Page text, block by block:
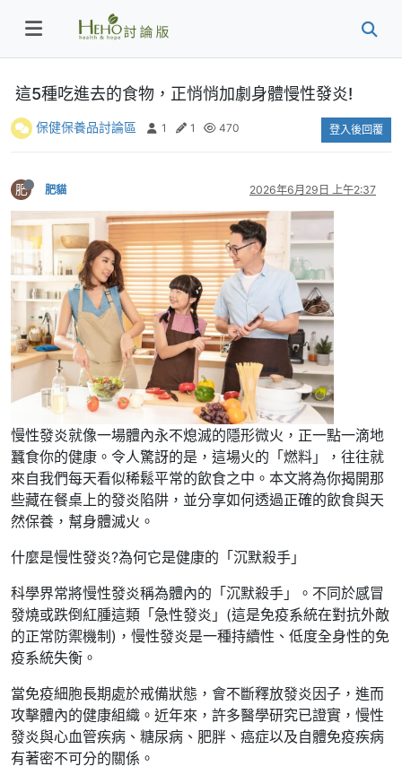
這5種吃進去的食物，正悄悄加劇身體慢性發炎!
保健保養品討論區 1 1 470 登入後回覆
肥 肥貓 2026年6月29日 上午2:37
慢性發炎就像一場體內永不熄滅的隱形微火，正一點一滴地
蠶食你的健康。令人驚訝的是，這場火的「燃料」，往往就
來自我們每天看似稀鬆平常的飲食之中。本文將為你揭開那
些藏在餐桌上的發炎陷阱，並分享如何透過正確的飲食與天
然保養，幫身體滅火。
什麼是慢性發炎?為何它是健康的「沉默殺手」
科學界常將慢性發炎稱為體內的「沉默殺手」。不同於感冒
發燒或跌倒紅腫這類「急性發炎」(這是免疫系統在對抗外敵
的正常防禦機制)，慢性發炎是一種持續性、低度全身性的免
疫系統失衡。
當免疫細胞長期處於戒備狀態，會不斷釋放發炎因子，進而
攻擊體內的健康組織。近年來，許多醫學研究已證實，慢性
發炎與心血管疾病、糖尿病、肥胖、癌症以及自體免疫疾病
有著密不可分的關係。